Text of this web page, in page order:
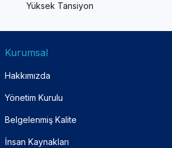
Yüksek Tansiyon
Kurumsal
Hakkımızda
Yönetim Kurulu
Belgelenmiş Kalite
İnsan Kaynakları